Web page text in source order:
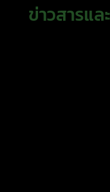
ข่าวสารแ
ข่าวสารแ